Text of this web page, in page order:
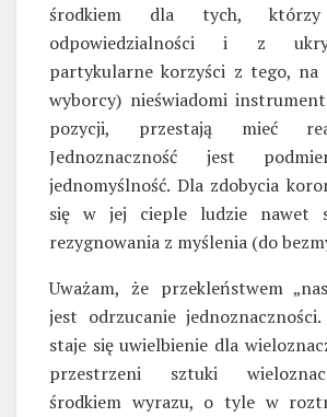
środkiem dla tych,
odpowiedzialności i z
partykularne korzyści z tego, na
wyborcy) nieświadomi
pozycji, przestają mieć
Jednoznaczność jest
jednomyślność. Dla zdobycia
się w jej cieple ludzie nawet
rezygnowania z myślenia (do
Uważam, że przekleństwem
jest odrzucanie
staje się uwielbienie dla
przestrzeni sztuki
środkiem wyrazu, o tyle w